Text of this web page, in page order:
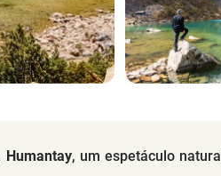
Humantay, um espetáculo natural